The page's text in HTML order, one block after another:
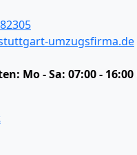
umzugsfirma.de
Mo - Sa: 07:00 -